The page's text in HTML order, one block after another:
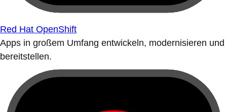
Red Hat OpenShift
Apps in großem Umfang entwickeln, modernisieren und
bereitstellen.